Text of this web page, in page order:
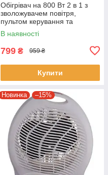
Обігрівач на 800 Вт 2 в 1 з
зволожувачем повітря,
пультом керування та
підсвічуванням Healting
Humidifier
В наявності
799 ₴ 959 ₴
Купити
Новинка –15%